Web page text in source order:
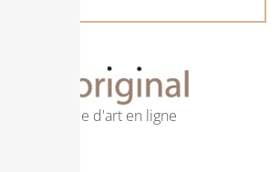
librairie d'art en ligne